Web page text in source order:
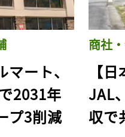
マート、
2031年
プ3削減
商社
【
JAL
収で